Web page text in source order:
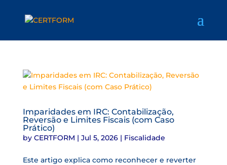
Imparidades em IRC: Contabilização,
Reversão e Limites Fiscais (com Caso
Prático)
by CERTFORM | Jul 5, 2026| Fiscalidade
Este artigo explica como reconhecer e reverter